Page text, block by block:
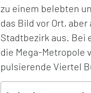
zu einem belebten
das Bild vor Ort,
Stadtbezirk aus. Bei
die Mega-Metropole
pulsierende Viertel